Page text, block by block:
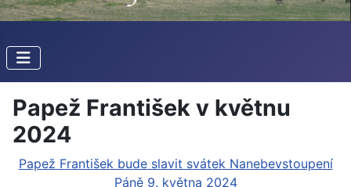
Papež František v květnu
2024
Papež František bude slavit svátek Nanebevstoupení
Páně 9. května 2024